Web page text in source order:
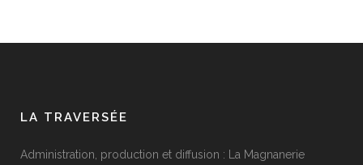
LA TRAVERSÉE
Administration, production et diffusion : La Magnanerie